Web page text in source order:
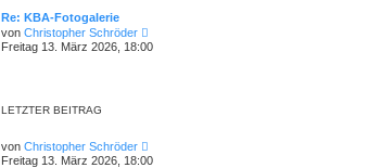
e
i
t
r
s
t
e
t
g
Re: KBA-Fotogalerie
von Christopher Schröder
e
u
i
Freitag 13. März 2026, 18:00
LETZTER BEITRAG
von Christopher Schröder
Freitag 13. März 2026, 18:00